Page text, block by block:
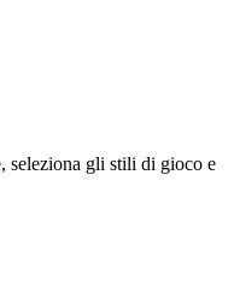
seleziona gli stili di gioco e